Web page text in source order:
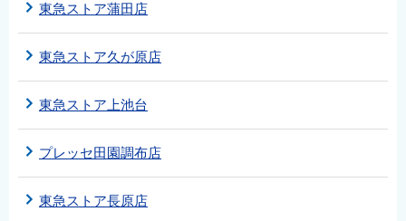
東急ストア蒲田店
東急ストア久が原店
東急ストア上池台
プレッセ田園調布店
東急ストア長原店